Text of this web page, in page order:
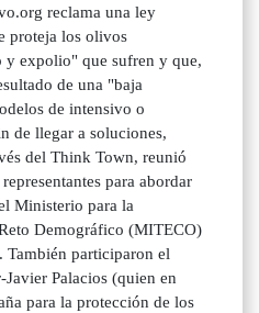
reclama una ley
proteja los olivos
y expolio" que sufren y que,
de una "baja
de intensivo o
de llegar a soluciones,
del Think Town, reunió
para abordar
Ministerio para la
Demográfico (MITECO)
También participaron el
Palacios (quien en
para la protección de los